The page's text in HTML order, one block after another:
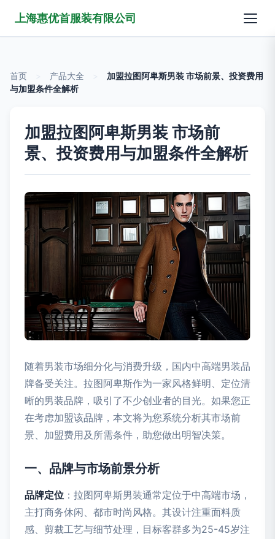
上海惠优首服装有限公司
首页 产品大全
加盟拉图阿卑斯男装 市场前景、投资费用
与加盟条件全解析
加盟拉图阿卑斯男装 市场前
景、投资费用与加盟条件全解析
随着男装市场细分化与消费升级，国内中高端男装品
牌备受关注。拉图阿卑斯作为一家风格鲜明、定位清
晰的男装品牌，吸引了不少创业者的目光。如果您正
在考虑加盟该品牌，本文将为您系统分析其市场前
景、加盟费用及所需条件，助您做出明智决策。
一、品牌与市场前景分析
品牌定位 ：拉图阿卑斯男装通常定位于中高端市场，
主打商务休闲、都市时尚风格。其设计注重面料质
感、剪裁工艺与细节处理，目标客群多为25-45岁注